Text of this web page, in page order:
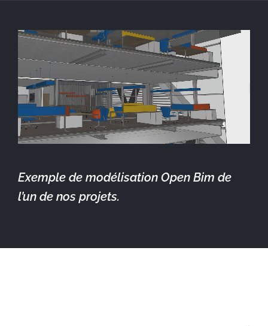
Exemple de modélisation Open Bim de
l’un de nos projets.